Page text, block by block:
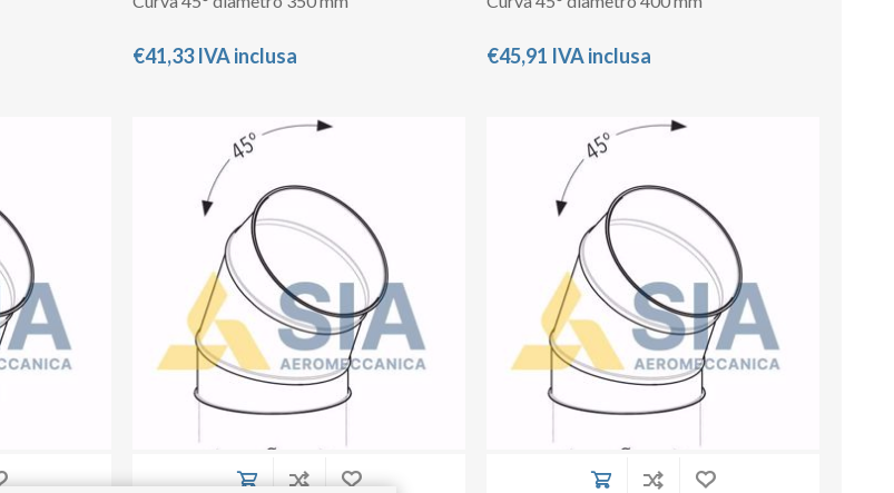
€41,33 IVA inclusa €45,91 IVA inclusa